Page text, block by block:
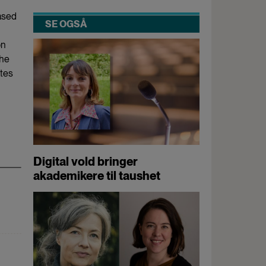
SE OGSÅ
Digital vold bringer
akademikere til taushet